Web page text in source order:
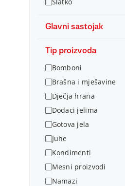
Glavni sastojak
Tip proizvoda
Bomboni
Brašna i mješavine
Dječja hrana
Dodaci jelima
Gotova jela
Juhe
Kondimenti
Mesni proizvodi
Namazi